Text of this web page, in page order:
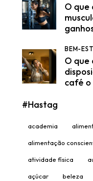
O que
BEM-
O que
café
#Hastag
academia
alimentação
atividade física
açúcar beleza